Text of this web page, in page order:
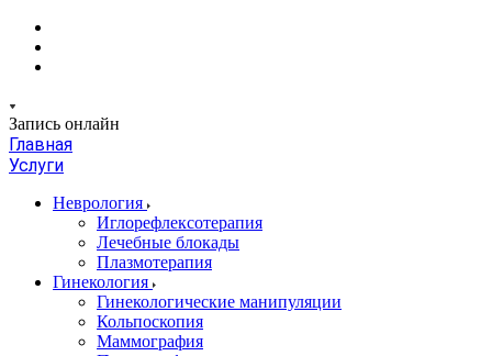
Запись онлайн
Главная
Услуги
Неврология
Иглорефлексотерапия
Лечебные блокады
Плазмотерапия
Гинекология
Гинекологические манипуляции
Кольпоскопия
Маммография